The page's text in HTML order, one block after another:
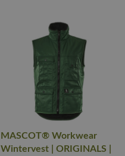
MASCOT® Workwear
Wintervest | ORIGINALS |